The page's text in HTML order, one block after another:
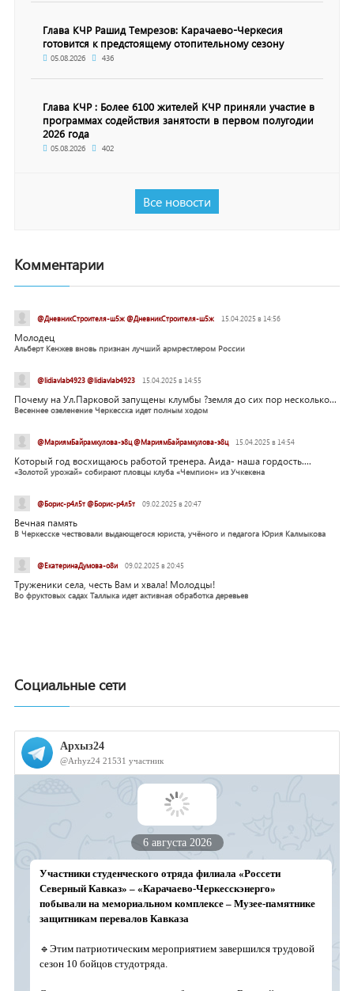
Глава КЧР Рашид Темрезов: Карачаево-Черкесия
готовится к предстоящему отопительному сезону
05.08.2026 436
Глава КЧР : Более 6100 жителей КЧР приняли участие в
программах содействия занятости в первом полугодии
2026 года
05.08.2026 402
Все новости
Комментарии
@ДневникСтроителя-ш5ж @ДневникСтроителя-ш5ж 15.04.2025 в 14:56
Молодец
Альберт Кенжев вновь признан лучший армрестлером России
@lidiavlab4923 @lidiavlab4923 15.04.2025 в 14:55
Почему на Ул.Парковой запущены клумбы ?земля до сих пор несколько...
Весеннее озеленение Черкесска идет полным ходом
@МариямБайрамкулова-э8ц @МариямБайрамкулова-э8ц 15.04.2025 в 14:54
Который год восхищаюсь работой тренера. Аида- наша гордость....
«Золотой урожай» собирают пловцы клуба «Чемпион» из Учкекена
@Борис-р4л5т @Борис-р4л5т 09.02.2025 в 20:47
Вечная память
В Черкесске чествовали выдающегося юриста, учёного и педагога Юрия Калмыкова
@ЕкатеринаДумова-о8и 09.02.2025 в 20:45
Труженики села, честь Вам и хвала! Молодцы!
Во фруктовых садах Таллыка идет активная обработка деревьев
Социальные сети